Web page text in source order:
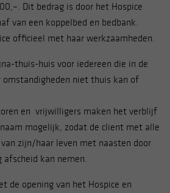
Dit bedrag is door het Hospice
van een koppelbed en bedbank.
officieel met haar werkzaamheden.
thuis-huis voor iedereen die in de
niet thuis kan of
en vrijwilligers maken het verblijf
mogelijk, zodat de client met alle
zijn/haar leven met naasten door
afscheid kan nemen.
de opening van het Hospice en